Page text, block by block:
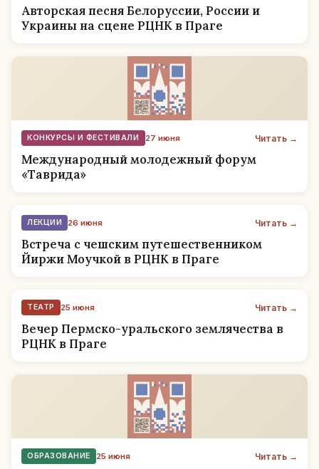
Авторская песня Белоруссии, России и
Украины на сцене РЦНК в Праге
КОНКУРСЫ И ФЕСТИВАЛИ 27 июня Читать →
Международный молодежный форум
«Таврида»
ЛЕКЦИИ 26 июня Читать →
Встреча с чешским путешественником
Йиржи Моучкой в РЦНК в Праге
ТЕАТР 25 июня Читать →
Вечер Пермско-уральского землячества в
РЦНК в Праге
ОБРАЗОВАНИЕ 25 июня Читать →